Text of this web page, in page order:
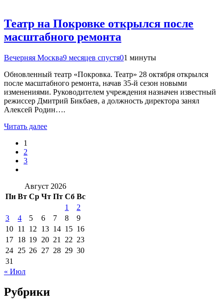
Театр на Покровке открылся после
масштабного ремонта
Вечерняя Москва9 месяцев спустя01 минуты
Обновленный театр «Покровка. Театр» 28 октября открылся
после масштабного ремонта, начав 35-й сезон новыми
изменениями. Руководителем учреждения назначен известный
режиссер Дмитрий Бикбаев, а должность директора занял
Алексей Родин….
Читать далее
1
2
3
Август 2026
Пн Вт Ср Чт Пт Сб Вс
1
2
3
4 5 6 7 8
9
10 11 12 13 14 15 16
17 18 19 20 21 22 23
24 25 26 27 28 29 30
31
« Июл
Рубрики